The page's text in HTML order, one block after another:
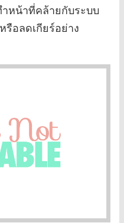
ำหน้าที่คล้ายกับระบบ
รือลดเกียร์อย่าง